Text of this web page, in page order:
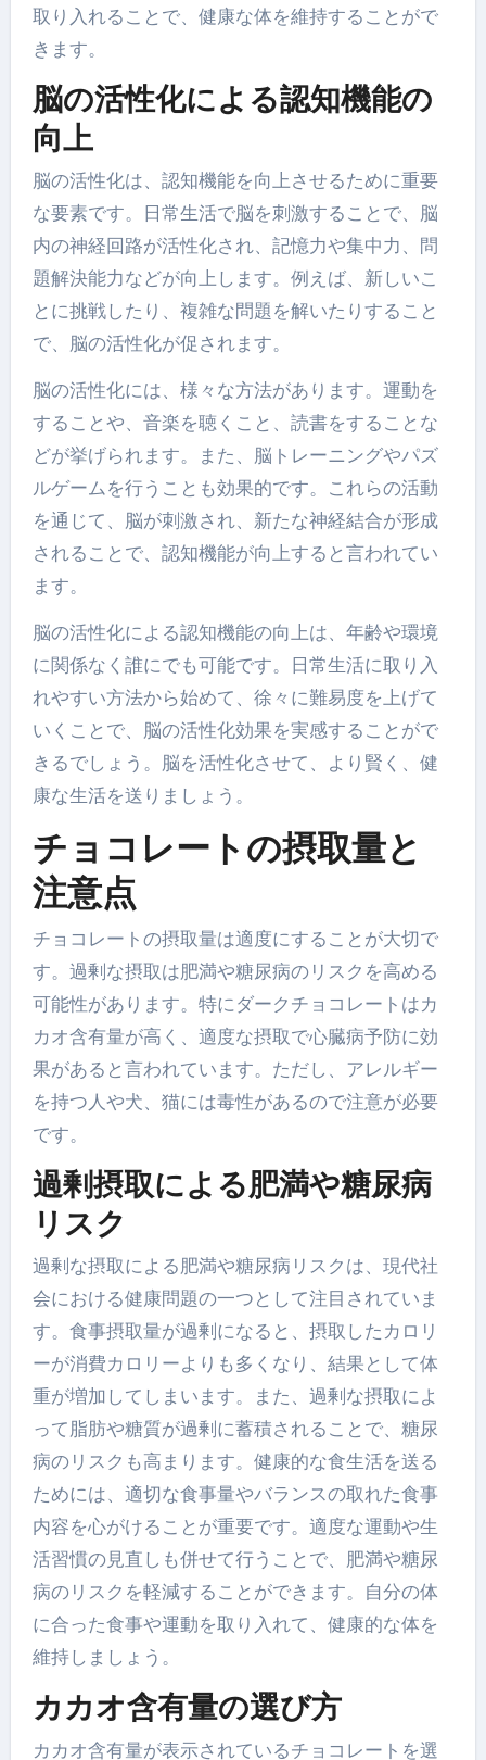
取り入れることで、健康な体を維持することがで
きます。
脳の活性化による認知機能の
向上
脳の活性化は、認知機能を向上させるために重要
な要素です。日常生活で脳を刺激することで、脳
内の神経回路が活性化され、記憶力や集中力、問
題解決能力などが向上します。例えば、新しいこ
とに挑戦したり、複雑な問題を解いたりすること
で、脳の活性化が促されます。
脳の活性化には、様々な方法があります。運動を
することや、音楽を聴くこと、読書をすることな
どが挙げられます。また、脳トレーニングやパズ
ルゲームを行うことも効果的です。これらの活動
を通じて、脳が刺激され、新たな神経結合が形成
されることで、認知機能が向上すると言われてい
ます。
脳の活性化による認知機能の向上は、年齢や環境
に関係なく誰にでも可能です。日常生活に取り入
れやすい方法から始めて、徐々に難易度を上げて
いくことで、脳の活性化効果を実感することがで
きるでしょう。脳を活性化させて、より賢く、健
康な生活を送りましょう。
チョコレートの摂取量と
注意点
チョコレートの摂取量は適度にすることが大切で
す。過剰な摂取は肥満や糖尿病のリスクを高める
可能性があります。特にダークチョコレートはカ
カオ含有量が高く、適度な摂取で心臓病予防に効
果があると言われています。ただし、アレルギー
を持つ人や犬、猫には毒性があるので注意が必要
です。
過剰摂取による肥満や糖尿病
リスク
過剰な摂取による肥満や糖尿病リスクは、現代社
会における健康問題の一つとして注目されていま
す。食事摂取量が過剰になると、摂取したカロリ
ーが消費カロリーよりも多くなり、結果として体
重が増加してしまいます。また、過剰な摂取によ
って脂肪や糖質が過剰に蓄積されることで、糖尿
病のリスクも高まります。健康的な食生活を送る
ためには、適切な食事量やバランスの取れた食事
内容を心がけることが重要です。適度な運動や生
活習慣の見直しも併せて行うことで、肥満や糖尿
病のリスクを軽減することができます。自分の体
に合った食事や運動を取り入れて、健康的な体を
維持しましょう。
カカオ含有量の選び方
カカオ含有量が表示されているチョコレートを選